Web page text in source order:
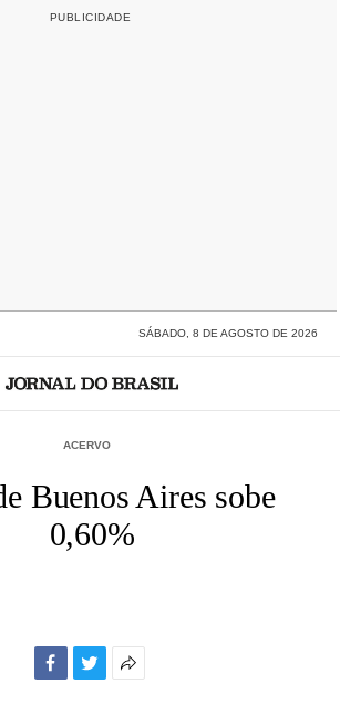
SÁBADO, 8 DE AGOSTO DE 2026
ACERVO
Buenos Aires sobe
0,60%